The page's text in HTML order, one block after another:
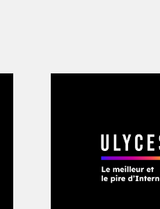
à Winnie
sociaux en